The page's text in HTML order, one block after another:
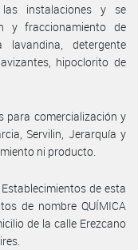
instalaciones y se
y fraccionamiento de
lavandina, detergente
hipoclorito de
para comercialización y
Servilin, Jerarquía y
ni producto.
de esta
de nombre QUÍMICA
de la calle Erezcano